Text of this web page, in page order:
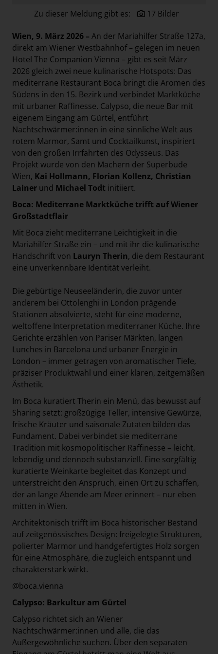
section.d
Swiss Life Select
The Companion
The Hoxton
Unibail-Rodamco-Westfield
Vöslauer
MEDIA
KONTAKT
Zu dieser Meldung gibt es: 17 Bilder
Wien, 9. März 2026 – An der Mariahilfer Straße 127a,
direkt am Wiener Westbahnhof – gelegen im neuen
Hotel The Companion Vienna – gibt es seit März
2026 gleich zwei neue kulinarische Hotspots: Das
mediterrane Restaurant Boca bringt die Aromen des
Südens in den 15. Bezirk und verbindet Marktküche
mit urbaner Raffinesse. Calypso, die neue Bar mit
eigenem Eingang am Gürtel, entführt
Nachtschwärmer:innen in eine sinnliche Welt aus
rotem Marmor, Samt und Cocktailkunst, inspiriert
von den großen Irrfahrten des Odysseus. Das
Projekt wurde von den Machern der Superbude
Wien, Kai Hollmann, Florian Kollenz, Christian
Lainer und Michael Todt initiiert.
Boca: Mediterrane Marktküche trifft auf Wiener
Großstadtflair
Mit Boca zieht mediterrane Leichtigkeit in die
Mariahilfer Straße ein – und mit ihr die kulinarische
Handschrift von Lauryn Therin, die dem Restaurant
eine unverkennbare Identität verleiht.
Die gebürtige Neuseeländerin, die zuvor unter
anderem bei Ottolenghi in London prägende
Stationen absolvierte, steht für eine moderne,
weltoffene Interpretation mediterraner Küche. Ihre
Gerichte erzählen von Pariser Märkten, langen
Lunches in Barcelona und urbaner Energie in
London – immer getragen von aromatischer Tiefe,
präziser Produktwahl und einer klaren, zeitgemäßen
Ästhetik.
Im Boca kuratiert Therin ein Menü, das bewusst auf
Sharing setzt: großzügige Teller, intensive Gewürze,
frische Kräuter und saisonale Zutaten bilden das
Fundament. Dabei verbindet sie mediterrane
Tradition mit kosmopolitischer Raffinesse – leicht,
lebendig und dennoch substanziell. Eine sorgfältig
kuratierte Weinkarte begleitet das Konzept und
unterstreicht den Anspruch, einen Ort zu schaffen,
der an lange Abende am Meer erinnert – nur eben
mitten in Wien.
Architektonisch trifft im Boca historischer Bestand
auf zeitgenössisches Design: freigelegte Strukturen,
polierter Marmor und handgefertigtes Holz sorgen
für eine Atmosphäre, die zugleich entspannt und
charakterstark wirkt.
@boca.vienna
Calypso: Barkultur am Gürtel
Calypso richtet sich an Wiener
Nachtschwärmer:innen und alle, die das
Außergewöhnliche suchen. Über den separaten